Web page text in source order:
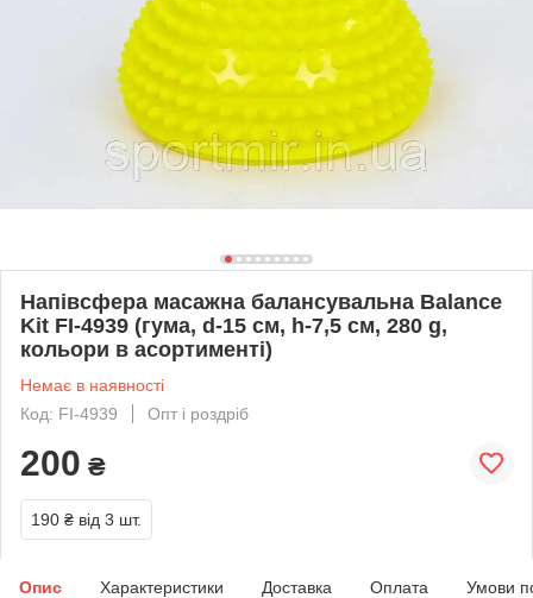
Напівсфера масажна балансувальна Balance
Kit FI-4939 (гума, d-15 см, h-7,5 см, 280 g,
кольори в асортименті)
Немає в наявності
Код: FI-4939
Опт і роздріб
200 ₴
190 ₴ від 3 шт.
Опис Характеристики Доставка Оплата Умови